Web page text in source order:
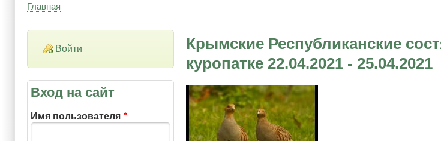
навигации
Главная
Войти
Вход на сайт
Имя пользователя
Крымские Республиканские
куропатке 22.04.2021 - 25.04.2021